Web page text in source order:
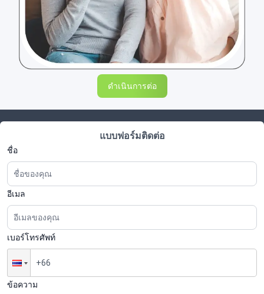
ดำเนินการต่อ
แบบฟอร์มติดต่อ
ชื่อ
อีเมล
เบอร์โทรศัพท์
ข้อความ